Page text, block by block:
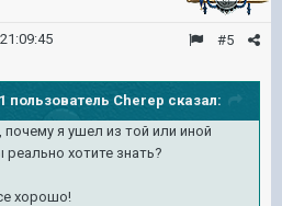
#5
пользователь Cherep сказал:
я ушел из той или иной
хотите знать?
хорошо!